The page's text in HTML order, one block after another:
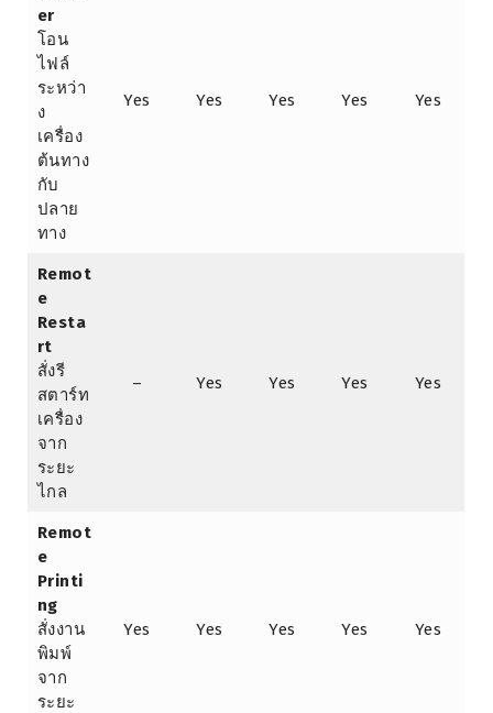
er
โอน
ไฟล์
ระหว่า
ง
เครื่อง
ต้นทาง
กับ
ปลาย
ทาง
Yes Yes Yes Yes Yes
Remot
e
Resta
rt
สั่งรี
สตาร์ท
เครื่อง
จาก
ระยะ
ไกล
– Yes Yes Yes Yes
Remot
e
Printi
ng
สั่งงาน
พิมพ์
จาก
ระยะ
Yes Yes Yes Yes Yes